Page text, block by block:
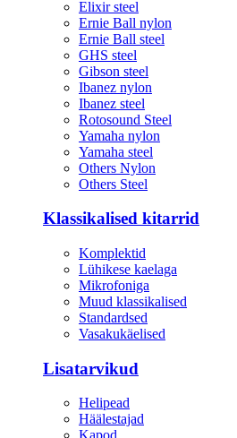
Elixir steel
Ernie Ball nylon
Ernie Ball steel
GHS steel
Gibson steel
Ibanez nylon
Ibanez steel
Rotosound Steel
Yamaha nylon
Yamaha steel
Others Nylon
Others Steel
Klassikalised kitarrid
Komplektid
Lühikese kaelaga
Mikrofoniga
Muud klassikalised
Standardsed
Vasakukäelised
Lisatarvikud
Helipead
Häälestajad